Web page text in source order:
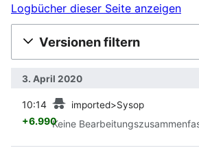
Logbücher dieser Seite anzeigen
Versionen filtern
3. April 2020
10:14 imported>Sysop
+6.990Keine